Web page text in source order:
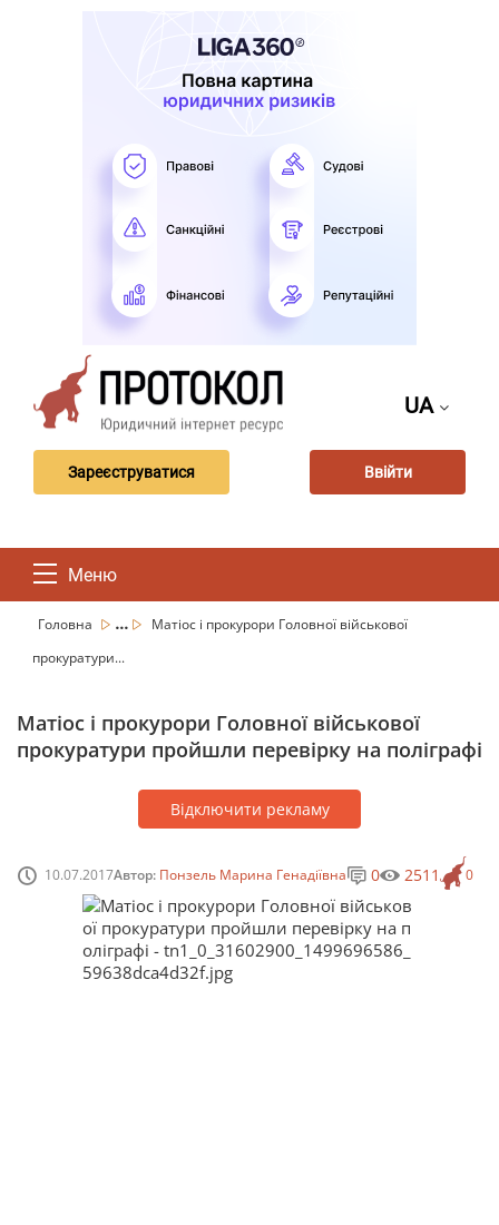
UA
Зареєструватися Ввійти
Меню
Головна ...
Матіос і прокурори Головної військової
прокуратури...
Матіос і прокурори Головної військової
прокуратури пройшли перевірку на поліграфі
Відключити рекламу
10.07.2017Автор: Понзель Марина Генадіївна 0
0 2511